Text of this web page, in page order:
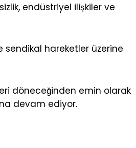
endüstriyel ilişkiler ve
sendikal hareketler üzerine
döneceğinden emin olarak
devam ediyor.